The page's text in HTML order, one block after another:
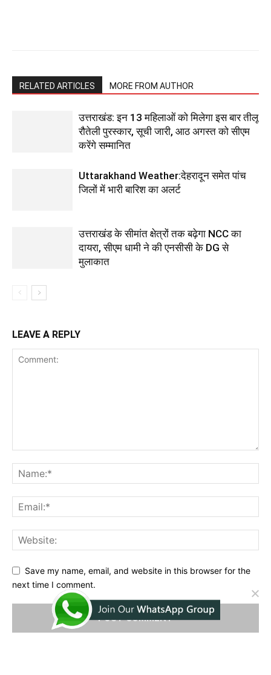
RELATED ARTICLES MORE FROM AUTHOR
उत्तराखंड: इन 13 महिलाओं को मिलेगा इस बार तीलू
रौतेली पुरस्कार, सूची जारी, आठ अगस्त को सीएम
करेंगे सम्मानित
Uttarakhand Weather:देहरादून समेत पांच
जिलों में भारी बारिश का अलर्ट
उत्तराखंड के सीमांत क्षेत्रों तक बढ़ेगा NCC का
दायरा, सीएम धामी ने की एनसीसी के DG से
मुलाकात
LEAVE A REPLY
Save my name, email, and website in this browser for the
next time I comment.